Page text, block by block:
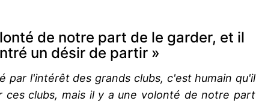
de notre part de le garder, et il
un désir de partir »
par l'intérêt des grands clubs, c'est humain qu'il
ces clubs, mais il y a une volonté de notre part